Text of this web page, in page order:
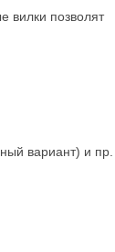
вилки позволят
вариант) и пр.